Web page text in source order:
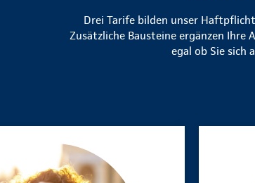
Drei Tarife bilden unser
Zusätzliche Bausteine ergänzen Ihre
egal ob Sie sich